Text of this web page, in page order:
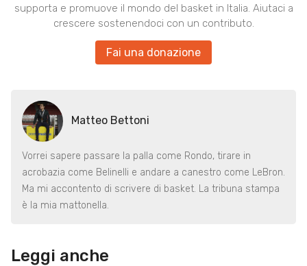
supporta e promuove il mondo del basket in Italia. Aiutaci a
crescere sostenendoci con un contributo.
Fai una donazione
Matteo Bettoni
Vorrei sapere passare la palla come Rondo, tirare in
acrobazia come Belinelli e andare a canestro come LeBron.
Ma mi accontento di scrivere di basket. La tribuna stampa
è la mia mattonella.
Leggi anche